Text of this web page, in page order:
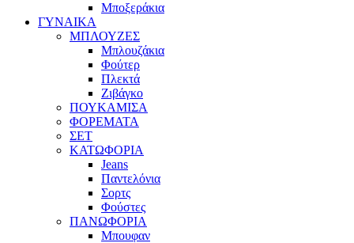
Μποξεράκια
ΓΥΝΑΙΚΑ
ΜΠΛΟΥΖΕΣ
Μπλουζάκια
Φούτερ
Πλεκτά
Ζιβάγκο
ΠΟΥΚΑΜΙΣΑ
ΦΟΡΕΜΑΤΑ
ΣΕΤ
ΚΑΤΩΦΟΡΙΑ
Jeans
Παντελόνια
Σορτς
Φούστες
ΠΑΝΩΦΟΡΙΑ
Μπουφαν